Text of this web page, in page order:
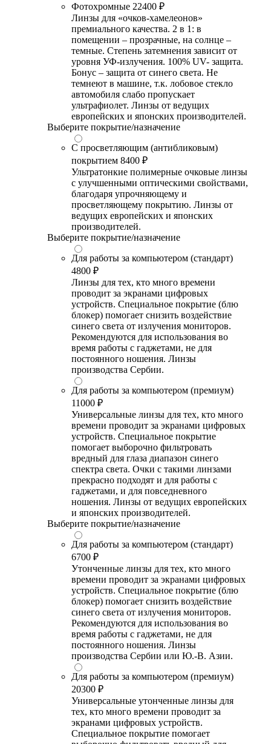
Фотохромные 22400 ₽
Линзы для «очков-хамелеонов»
премиального качества. 2 в 1: в
помещении – прозрачные, на солнце –
темные. Степень затемнения зависит от
уровня УФ-излучения. 100% UV- защита.
Бонус – защита от синего света. Не
темнеют в машине, т.к. лобовое стекло
автомобиля слабо пропускает
ультрафиолет. Линзы от ведущих
европейских и японских производителей.
Выберите покрытие/назначение
С просветляющим (антибликовым)
покрытием 8400 ₽
Ультратонкие полимерные очковые линзы
с улучшенными оптическими свойствами,
благодаря упрочняющему и
просветляющему покрытию. Линзы от
ведущих европейских и японских
производителей.
Выберите покрытие/назначение
Для работы за компьютером (стандарт)
4800 ₽
Линзы для тех, кто много времени
проводит за экранами цифровых
устройств. Специальное покрытие (блю
блокер) помогает снизить воздействие
синего света от излучения мониторов.
Рекомендуются для использования во
время работы с гаджетами, не для
постоянного ношения. Линзы
производства Сербии.
Для работы за компьютером (премиум)
11000 ₽
Универсальные линзы для тех, кто много
времени проводит за экранами цифровых
устройств. Специальное покрытие
помогает выборочно фильтровать
вредный для глаза диапазон синего
спектра света. Очки с такими линзами
прекрасно подходят и для работы с
гаджетами, и для повседневного
ношения. Линзы от ведущих европейских
и японских производителей.
Выберите покрытие/назначение
Для работы за компьютером (стандарт)
6700 ₽
Утонченные линзы для тех, кто много
времени проводит за экранами цифровых
устройств. Специальное покрытие (блю
блокер) помогает снизить воздействие
синего света от излучения мониторов.
Рекомендуются для использования во
время работы с гаджетами, не для
постоянного ношения. Линзы
производства Сербии или Ю.-В. Азии.
Для работы за компьютером (премиум)
20300 ₽
Универсальные утонченные линзы для
тех, кто много времени проводит за
экранами цифровых устройств.
Специальное покрытие помогает